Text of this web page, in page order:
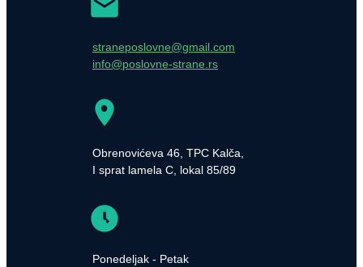
straneposlovne@gmail.com
info@poslovne-strane.rs
Obrenovićeva 46, TPC Kalča,
I sprat lamela C, lokal 85/89
Ponedeljak - Petak